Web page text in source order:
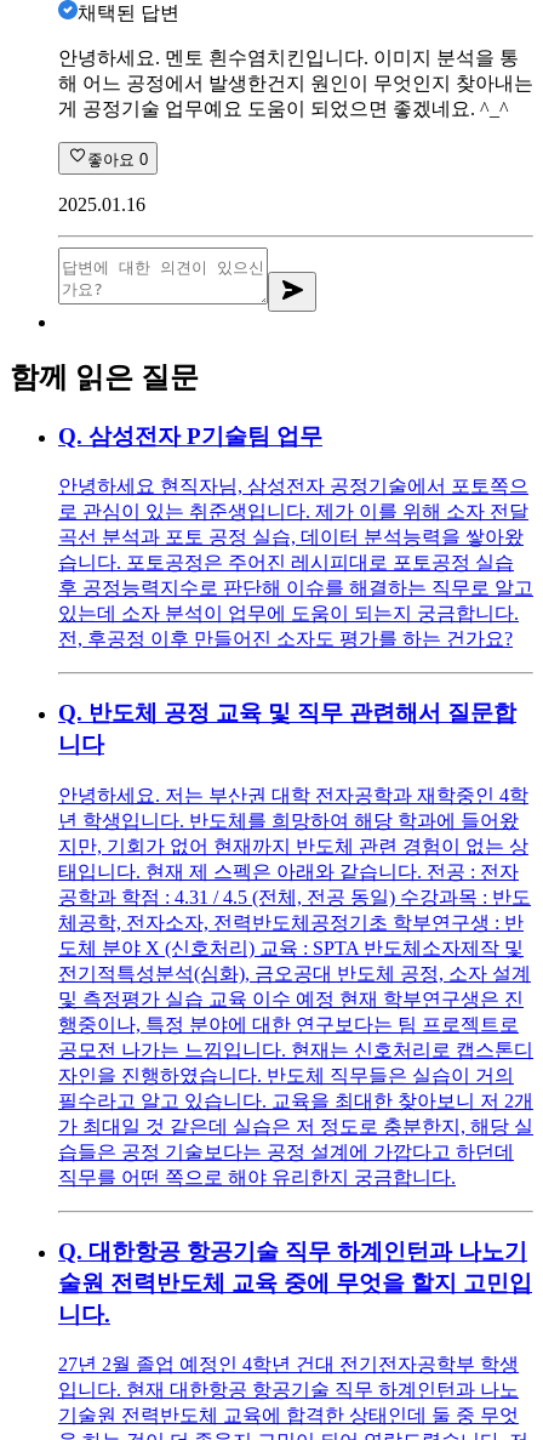
채택된 답변
안녕하세요. 멘토 흰수염치킨입니다. 이미지 분석을 통
해 어느 공정에서 발생한건지 원인이 무엇인지 찾아내는
게 공정기술 업무예요 도움이 되었으면 좋겠네요. ^_^
좋아요 0
2025.01.16
함께 읽은 질문
Q. 삼성전자 P기술팀 업무
안녕하세요 현직자님, 삼성전자 공정기술에서 포토쪽으
로 관심이 있는 취준생입니다. 제가 이를 위해 소자 전달
곡선 분석과 포토 공정 실습, 데이터 분석능력을 쌓아왔
습니다. 포토공정은 주어진 레시피대로 포토공정 실습
후 공정능력지수로 판단해 이슈를 해결하는 직무로 알고
있는데 소자 분석이 업무에 도움이 되는지 궁금합니다.
전, 후공정 이후 만들어진 소자도 평가를 하는 건가요?
Q. 반도체 공정 교육 및 직무 관련해서 질문합
니다
안녕하세요. 저는 부산권 대학 전자공학과 재학중인 4학
년 학생입니다. 반도체를 희망하여 해당 학과에 들어왔
지만, 기회가 없어 현재까지 반도체 관련 경험이 없는 상
태입니다. 현재 제 스펙은 아래와 같습니다. 전공 : 전자
공학과 학점 : 4.31 / 4.5 (전체, 전공 동일) 수강과목 : 반도
체공학, 전자소자, 전력반도체공정기초 학부연구생 : 반
도체 분야 X (신호처리) 교육 : SPTA 반도체소자제작 및
전기적특성분석(심화), 금오공대 반도체 공정, 소자 설계
및 측정평가 실습 교육 이수 예정 현재 학부연구생은 진
행중이나, 특정 분야에 대한 연구보다는 팀 프로젝트로
공모전 나가는 느낌입니다. 현재는 신호처리로 캡스톤디
자인을 진행하였습니다. 반도체 직무들은 실습이 거의
필수라고 알고 있습니다. 교육을 최대한 찾아보니 저 2개
가 최대일 것 같은데 실습은 저 정도로 충분한지, 해당 실
습들은 공정 기술보다는 공정 설계에 가깝다고 하던데
직무를 어떤 쪽으로 해야 유리한지 궁금합니다.
Q. 대한항공 항공기술 직무 하계인턴과 나노기
술원 전력반도체 교육 중에 무엇을 할지 고민입
니다.
27년 2월 졸업 예정인 4학년 건대 전기전자공학부 학생
입니다. 현재 대한항공 항공기술 직무 하계인턴과 나노
기술원 전력반도체 교육에 합격한 상태인데 둘 중 무엇